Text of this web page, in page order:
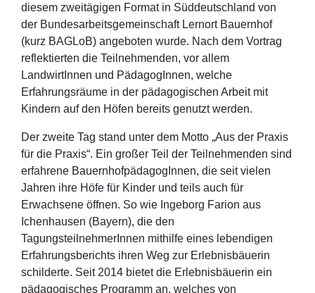
diesem zweitägigen Format in Süddeutschland von
der Bundesarbeitsgemeinschaft Lernort Bauernhof
(kurz BAGLoB) angeboten wurde. Nach dem Vortrag
reflektierten die Teilnehmenden, vor allem
LandwirtInnen und PädagogInnen, welche
Erfahrungsräume in der pädagogischen Arbeit mit
Kindern auf den Höfen bereits genutzt werden.
Der zweite Tag stand unter dem Motto „Aus der Praxis
für die Praxis“. Ein großer Teil der Teilnehmenden sind
erfahrene BauernhofpädagogInnen, die seit vielen
Jahren ihre Höfe für Kinder und teils auch für
Erwachsene öffnen. So wie Ingeborg Farion aus
Ichenhausen (Bayern), die den
TagungsteilnehmerInnen mithilfe eines lebendigen
Erfahrungsberichts ihren Weg zur Erlebnisbäuerin
schilderte. Seit 2014 bietet die Erlebnisbäuerin ein
pädagogisches Programm an, welches von